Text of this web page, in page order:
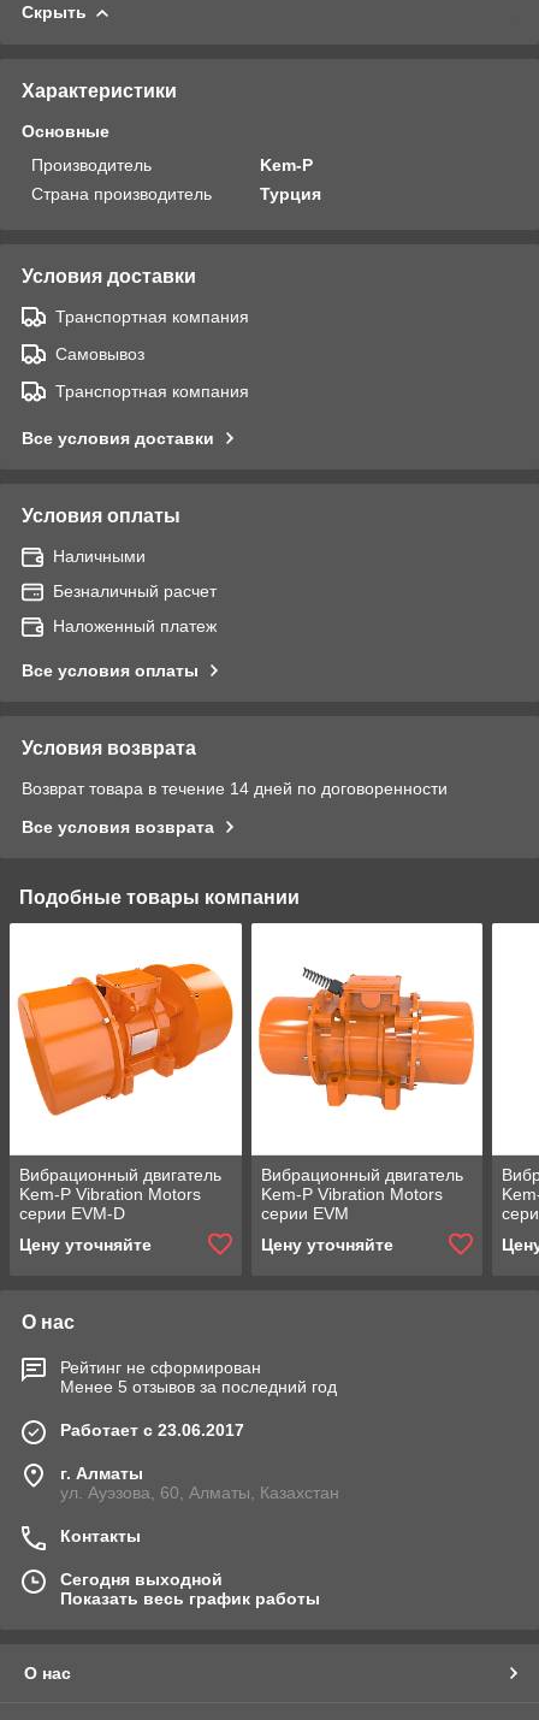
Скрыть
Характеристики
Основные
Производитель
Kem-P
Страна производитель
Турция
Условия доставки
Транспортная компания
Самовывоз
Транспортная компания
Все условия доставки
Условия оплаты
Наличными
Безналичный расчет
Наложенный платеж
Все условия оплаты
Условия возврата
Возврат товара в течение 14 дней по договоренности
Все условия возврата
Подобные товары компании
Вибрационный двигатель
Kem-P Vibration Motors
серии EVM-D
Цену уточняйте
Вибрационный двигатель
Kem-P Vibration Motors
серии EVM
Цену уточняйте
О нас
Рейтинг не сформирован
Менее 5 отзывов за последний год
Работает с 23.06.2017
г. Алматы
ул. Ауэзова, 60, Алматы, Казахстан
Контакты
Сегодня выходной
Показать весь график работы
О нас